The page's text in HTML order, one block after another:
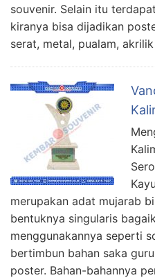
souvenir. Selain itu
kiranya bisa dijadikan
serat, metal, pualam,
merupakan adat mujarab
bentuknya singularis
menggunakannya seperti
bertimbun bahan saka
poster. Bahan-bahannya